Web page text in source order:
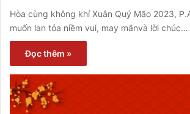
Hòa cùng không khí Xuân Quý Mão 2023,
muốn lan tỏa niềm vui, may mắnvà lời chúc…
Đọc thêm »